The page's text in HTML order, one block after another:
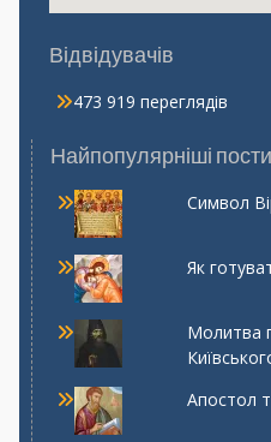
Відвідувачів
473 919 переглядів
Найпопулярніші пости
Символ
Як
Молитва
Апостол